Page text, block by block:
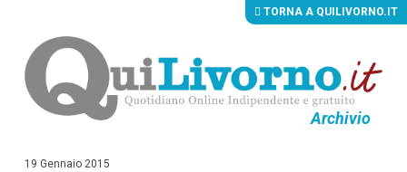
Archivio
i
TORNA A QUILIVORNO.IT
19 Gennaio 2015